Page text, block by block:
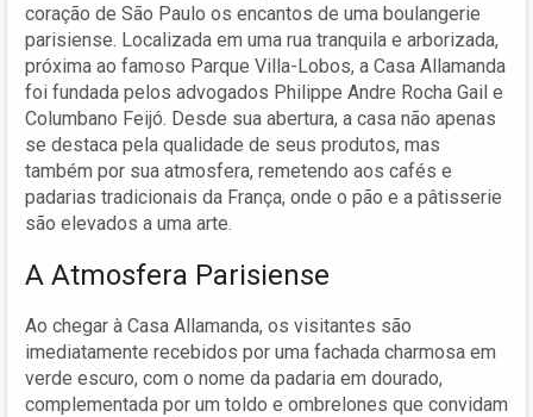
coração de São Paulo os encantos de uma boulangerie
parisiense. Localizada em uma rua tranquila e arborizada,
próxima ao famoso Parque Villa-Lobos, a Casa Allamanda
foi fundada pelos advogados Philippe Andre Rocha Gail e
Columbano Feijó. Desde sua abertura, a casa não apenas
se destaca pela qualidade de seus produtos, mas
também por sua atmosfera, remetendo aos cafés e
padarias tradicionais da França, onde o pão e a pâtisserie
são elevados a uma arte.
A Atmosfera Parisiense
Ao chegar à Casa Allamanda, os visitantes são
imediatamente recebidos por uma fachada charmosa em
verde escuro, com o nome da padaria em dourado,
complementada por um toldo e ombrelones que convidam